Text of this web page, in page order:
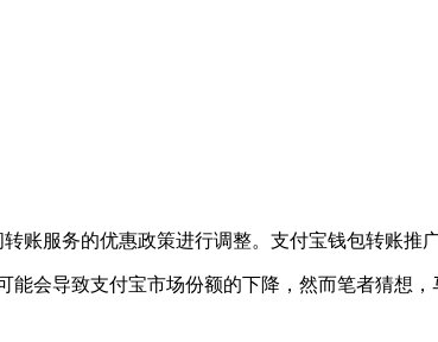
账服务的优惠政策进行调整。支付宝钱包转账推
会导致支付宝市场份额的下降，然而笔者猜想